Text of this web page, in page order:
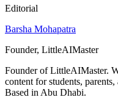
Editorial
Barsha Mohapatra
Founder, LittleAIMaster
Founder of LittleAIMaster.
content for students,
Based in Abu Dhabi.